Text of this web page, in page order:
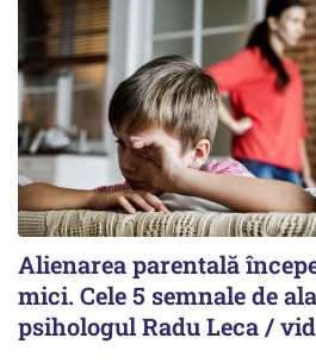
Alienarea parentală
mici. Cele 5 semnale de
psihologul Radu Leca /